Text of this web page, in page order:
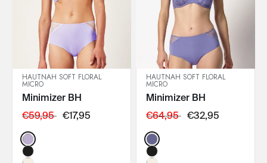
HAUTNAH SOFT FLORAL
MICRO
Minimizer BH
€59,95 €17,95
Color:
HAUTNAH SOFT FLORAL
MICRO
Minimizer BH
€64,95 €32,95
Color: